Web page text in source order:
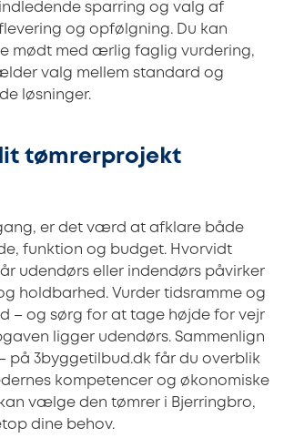
sparring og valg af
og opfølgning. Du kan
mødt med ærlig faglig vurdering,
valg mellem standard og
løsninger.
tømrerprojekt
er det værd at afklare både
funktion og budget. Hvorvidt
udendørs eller indendørs påvirker
holdbarhed. Vurder tidsramme og
– og sørg for at tage højde for vejr
ligger udendørs. Sammenlign
på 3byggetilbud.dk får du overblik
kompetencer og økonomiske
vælge den tømrer i Bjerringbro,
dine behov.